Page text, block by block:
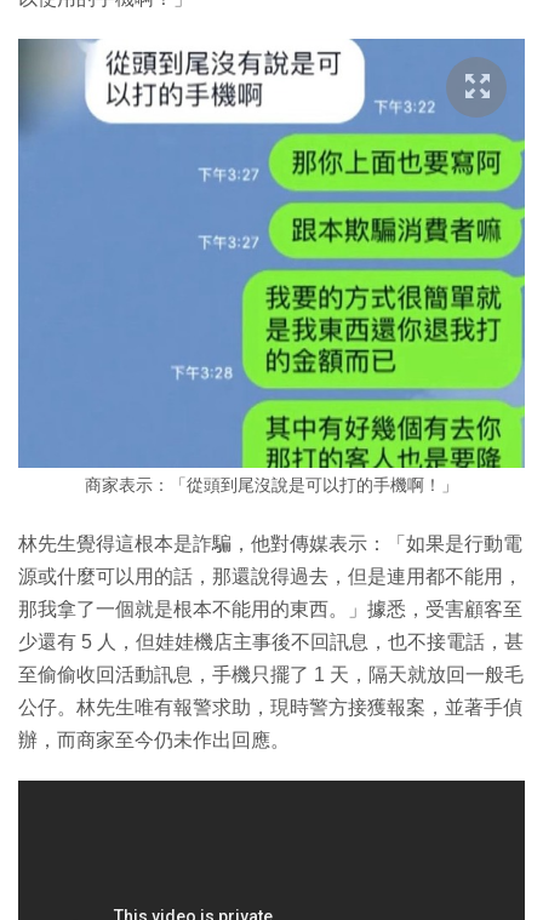
商家表示：「從頭到尾沒說是可以打的手機啊！」
林先生覺得這根本是詐騙，他對傳媒表示：「如果是行動電
源或什麼可以用的話，那還說得過去，但是連用都不能用，
那我拿了一個就是根本不能用的東西。」據悉，受害顧客至
少還有 5 人，但娃娃機店主事後不回訊息，也不接電話，甚
至偷偷收回活動訊息，手機只擺了 1 天，隔天就放回一般毛
公仔。林先生唯有報警求助，現時警方接獲報案，並著手偵
辦，而商家至今仍未作出回應。